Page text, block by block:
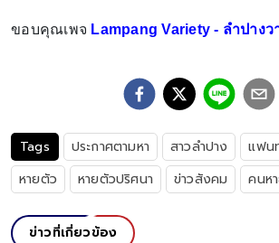
ขอบคุณเพจ Lampang Variety - ลำปางว
Tags ประกาศตามหา สาวลำปาง แฟน
หายตัว
หายตัวปริศนา ข่าวสังคม คนห
ข่าวที่เกี่ยวข้อง